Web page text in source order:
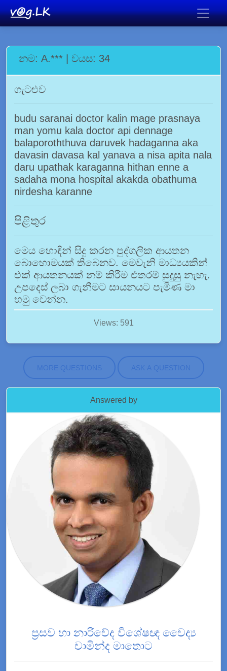
නම: A.*** | වයස: 34
ගැටළුව
budu saranai doctor kalin mage prasnaya
man yomu kala doctor api dennage
balaporoththuva daruvek hadaganna aka
davasin davasa kal yanava a nisa apita nala
daru upathak karaganna hithan enne a
sadaha mona hospital akakda obathuma
nirdesha karanne
පිළිතුර
මෙය හොඳින් සිදු කරන පුද්ගලික ආයතන
බොහොමයක් තිබෙනව. මෙවැනි මාධ්‍යයකින්
එක් ආයතනයක් නම් කිරීම එතරම් සුදුසු නැහැ.
උපදෙස් ලබා ගැනීමට සායනයට පැමිණ මා
හමු වෙන්න.
Views: 591
MORE QUESTIONS ASK A QUESTION
Answered by
ප්‍රසව හා නාරිවේද විශේෂඥ වෛද්‍ය
චාමින්ද මාතොට